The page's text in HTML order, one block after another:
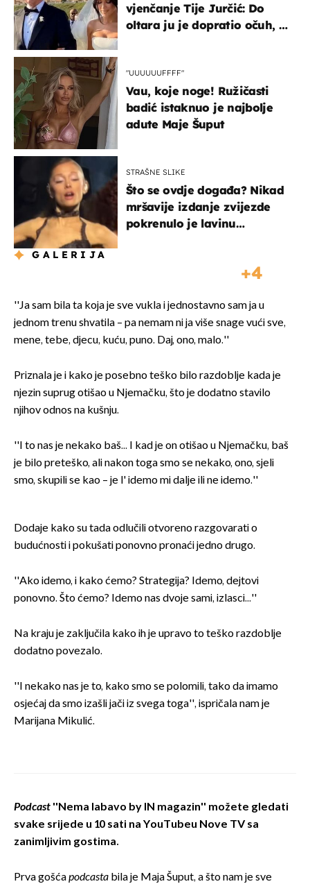
vjenčanje Tije Jurčić: Do
oltara ju je dopratio očuh, a
"UUUUUUFFFF"
Vau, koje noge! Ružičasti
badić istaknuo je najbolje
adute Maje Šuput
STRAŠNE SLIKE
Što se ovdje događa? Nikad
mršavije izdanje zvijezde
pokrenulo je lavinu
GALERIJA
4
''Ja sam bila ta koja je sve vukla i jednostavno sam ja u
jednom trenu shvatila – pa nemam ni ja više snage vući sve,
mene, tebe, djecu, kuću, puno. Daj, ono, malo.''
Priznala je i kako je posebno teško bilo razdoblje kada je
njezin suprug otišao u Njemačku, što je dodatno stavilo
njihov odnos na kušnju.
''I to nas je nekako baš... I kad je on otišao u Njemačku, baš
je bilo preteško, ali nakon toga smo se nekako, ono, sjeli
smo, skupili se kao – je l' idemo mi dalje ili ne idemo.''
Dodaje kako su tada odlučili otvoreno razgovarati o
budućnosti i pokušati ponovno pronaći jedno drugo.
''Ako idemo, i kako ćemo? Strategija? Idemo, dejtovi
ponovno. Što ćemo? Idemo nas dvoje sami, izlasci...''
Na kraju je zaključila kako ih je upravo to teško razdoblje
dodatno povezalo.
''I nekako nas je to, kako smo se polomili, tako da imamo
osjećaj da smo izašli jači iz svega toga'', ispričala nam je
Marijana Mikulić.
Podcast ''Nema labavo by IN magazin'' možete gledati
svake srijede u 10 sati na YouTubeu Nove TV sa
zanimljivim gostima.
Prva gošćapodcasta bila je Maja Šuput, a što nam je sve